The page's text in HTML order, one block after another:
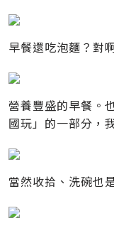
早餐還吃泡麵？對
營養豐盛的早餐。
國玩」的一部分，
當然收拾、洗碗也